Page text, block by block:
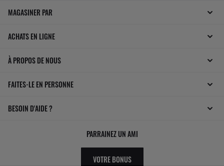
MAGASINER PAR
ACHATS EN LIGNE
À PROPOS DE NOUS
FAITES-LE EN PERSONNE
BESOIN D'AIDE ?
PARRAINEZ UN AMI
VOTRE BONUS